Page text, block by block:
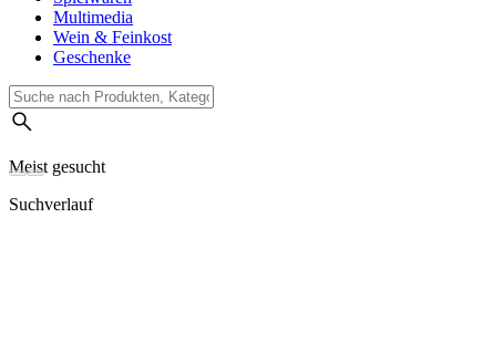
Multimedia
Wein & Feinkost
Geschenke
Meist gesucht
Suchverlauf